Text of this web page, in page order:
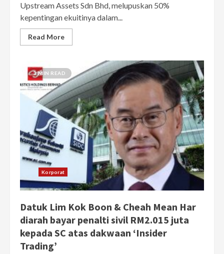
Upstream Assets Sdn Bhd, melupuskan 50%
kepentingan ekuitinya dalam...
Read More
3 MIN READ
Korporat
Datuk Lim Kok Boon & Cheah Mean Har
diarah bayar penalti sivil RM2.015 juta
kepada SC atas dakwaan ‘Insider
Trading’